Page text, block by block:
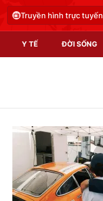
Truyền hình trực tuyến
Y TẾ ĐỜI SỐNG
Video
Shorts video
Podcast